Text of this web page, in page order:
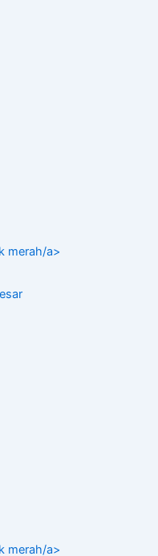
merah/a>
merah/a>